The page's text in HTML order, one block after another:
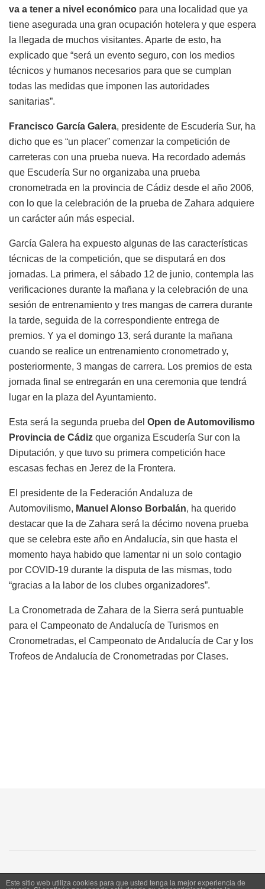
va a tener a nivel económico para una localidad que ya
tiene asegurada una gran ocupación hotelera y que espera
la llegada de muchos visitantes. Aparte de esto, ha
explicado que “será un evento seguro, con los medios
técnicos y humanos necesarios para que se cumplan
todas las medidas que imponen las autoridades
sanitarias”.
Francisco García Galera, presidente de Escudería Sur, ha
dicho que es “un placer” comenzar la competición de
carreteras con una prueba nueva. Ha recordado además
que Escudería Sur no organizaba una prueba
cronometrada en la provincia de Cádiz desde el año 2006,
con lo que la celebración de la prueba de Zahara adquiere
un carácter aún más especial.
García Galera ha expuesto algunas de las características
técnicas de la competición, que se disputará en dos
jornadas. La primera, el sábado 12 de junio, contempla las
verificaciones durante la mañana y la celebración de una
sesión de entrenamiento y tres mangas de carrera durante
la tarde, seguida de la correspondiente entrega de
premios. Y ya el domingo 13, será durante la mañana
cuando se realice un entrenamiento cronometrado y,
posteriormente, 3 mangas de carrera. Los premios de esta
jornada final se entregarán en una ceremonia que tendrá
lugar en la plaza del Ayuntamiento.
Esta será la segunda prueba del Open de Automovilismo
Provincia de Cádiz que organiza Escudería Sur con la
Diputación, y que tuvo su primera competición hace
escasas fechas en Jerez de la Frontera.
El presidente de la Federación Andaluza de
Automovilismo, Manuel Alonso Borbalán, ha querido
destacar que la de Zahara será la décimo novena prueba
que se celebra este año en Andalucía, sin que hasta el
momento haya habido que lamentar ni un solo contagio
por COVID-19 durante la disputa de las mismas, todo
“gracias a la labor de los clubes organizadores”.
La Cronometrada de Zahara de la Sierra será puntuable
para el Campeonato de Andalucía de Turismos en
Cronometradas, el Campeonato de Andalucía de Car y los
Trofeos de Andalucía de Cronometradas por Clases.
Este sitio web utiliza cookies para que usted tenga la mejor experiencia de